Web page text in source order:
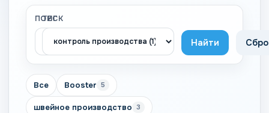
ПОИСК
ТЕГ
Найти
Все Booster 5
швейное производство 3